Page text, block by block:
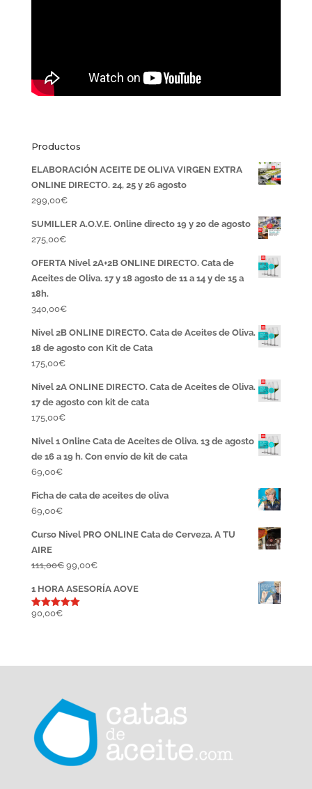
Productos
ELABORACIÓN ACEITE DE OLIVA VIRGEN EXTRA
ONLINE DIRECTO. 24, 25 y 26 agosto
299,00€
SUMILLER A.O.V.E. Online directo 19 y 20 de agosto
275,00€
OFERTA Nivel 2A+2B ONLINE DIRECTO. Cata de
Aceites de Oliva. 17 y 18 agosto de 11 a 14 y de 15 a
18h.
340,00€
Nivel 2B ONLINE DIRECTO. Cata de Aceites de Oliva.
18 de agosto con Kit de Cata
175,00€
Nivel 2A ONLINE DIRECTO. Cata de Aceites de Oliva.
17 de agosto con kit de cata
175,00€
Nivel 1 Online Cata de Aceites de Oliva. 13 de agosto
de 16 a 19 h. Con envío de kit de cata
69,00€
Ficha de cata de aceites de oliva
69,00€
Curso Nivel PRO ONLINE Cata de Cerveza. A TU
AIRE
111,00€ El
original
99,00€El
actual
1 HORA ASESORÍA AOVE
Valorado
90,00€